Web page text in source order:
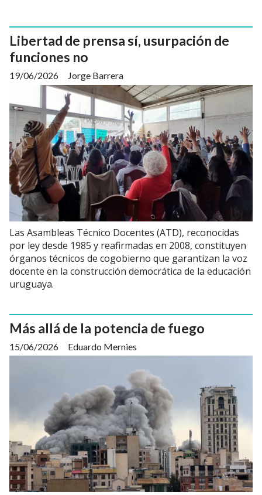
Libertad de prensa sí, usurpación de
funciones no
Jorge Barrera
19/06/2026
Las Asambleas Técnico Docentes (ATD), reconocidas
por ley desde 1985 y reafirmadas en 2008, constituyen
órganos técnicos de cogobierno que garantizan la voz
docente en la construcción democrática de la educación
uruguaya.
Más allá de la potencia de fuego
Eduardo Mernies
15/06/2026